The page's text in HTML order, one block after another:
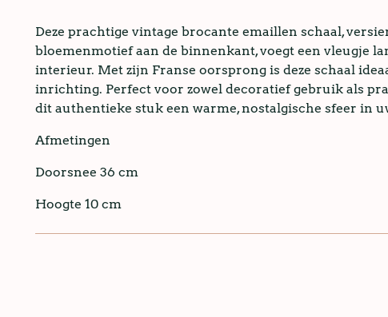
Deze prachtige vintage brocante emaillen schaal,
bloemenmotief aan de binnenkant, voegt een vleugje
interieur. Met zijn Franse oorsprong is deze schaal
inrichting. Perfect voor zowel decoratief gebruik als
dit authentieke stuk een warme, nostalgische sfeer in
Afmetingen
Doorsnee 36 cm
Hoogte 10 cm